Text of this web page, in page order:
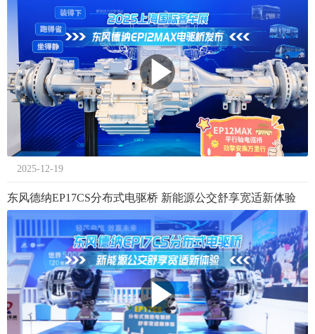
2025-12-19
东风德纳EP17CS分布式电驱桥 新能源公交舒享宽适新体验